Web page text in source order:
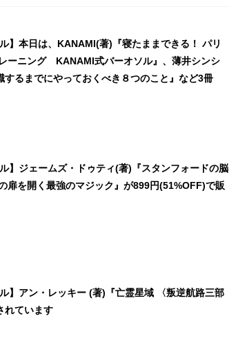
】本日は、KANAMI(著)『寝たままできる！ パリ
ーニング KANAMI式バーオソル』、薄井シンシ
するまでにやっておくべき８つのこと』など3冊
】ジェームズ・ドゥティ(著)『スタンフォードの脳
扉を開く最強のマジック』が899円(51%OFF)で販
】アン・レッキー (著)『亡霊星域 〈叛逆航路三部
れています